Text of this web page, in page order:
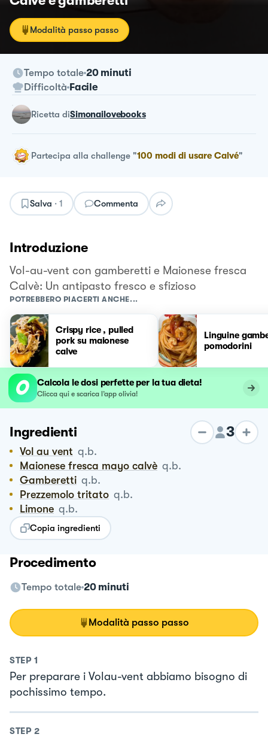
Modalità passo passo
Tempo totale 20 minuti
Difficoltà Facile
ricetta diSimonailovebooks
Partecipa alla challenge "100 modi di usare Calvé"
Salva · 1 Commenta
Introduzione
Vol-au-vent con gamberetti e Maionese fresca
Calvè: Un antipasto fresco e sfizioso
POTREBBERO PIACERTI ANCHE...
Crispy rice , pulled
pork su maionese
calve
Linguine
pomodorini
Calcola le dosi perfette per la tua dieta!
Clicca qui e scarica l’app olivia!
Ingredienti 3
Vol au vent q.b.
Maionese fresca mayo calvè q.b.
Gamberetti q.b.
Prezzemolo tritato q.b.
Limone q.b.
Copia ingredienti
Procedimento
Tempo totale 20 minuti
Modalità passo passo
STEP 1
Per preparare i Volau-vent abbiamo bisogno di
pochissimo tempo.
STEP 2